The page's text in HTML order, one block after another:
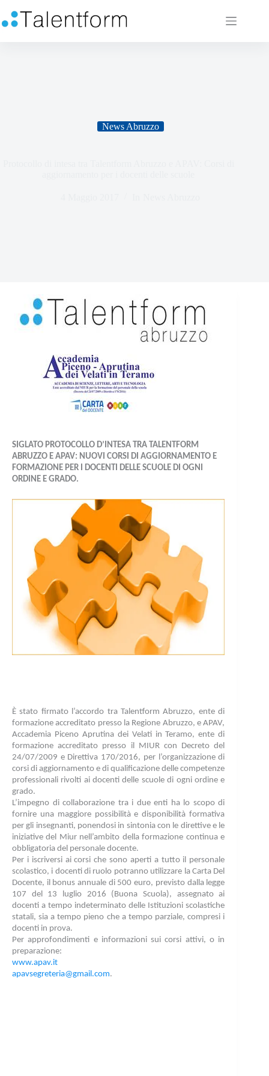
News Abruzzo
SIGLATO PROTOCOLLO D’INTESA TRA TALENTFORM
ABRUZZO E APAV: NUOVI CORSI DI AGGIORNAMENTO E
FORMAZIONE PER I DOCENTI DELLE SCUOLE DI OGNI
ORDINE E GRADO.
È stato firmato l’accordo tra Talentform Abruzzo, ente di
formazione accreditato presso la Regione Abruzzo, e APAV,
Accademia Piceno Aprutina dei Velati in Teramo, ente di
formazione accreditato presso il MIUR con Decreto del
24/07/2009 e Direttiva 170/2016, per l’organizzazione di
corsi di aggiornamento e di qualificazione delle competenze
professionali rivolti ai docenti delle scuole di ogni ordine e
grado.
L’impegno di collaborazione tra i due enti ha lo scopo di
fornire una maggiore possibilità e disponibilità formativa
per gli insegnanti, ponendosi in sintonia con le direttive e le
iniziative del Miur nell’ambito della formazione continua e
obbligatoria del personale docente.
Per i iscriversi ai corsi che sono aperti a tutto il personale
scolastico, i docenti di ruolo potranno utilizzare la Carta Del
Docente, il bonus annuale di 500 euro, previsto dalla legge
107 del 13 luglio 2016 (Buona Scuola), assegnato ai
docenti a tempo indeterminato delle Istituzioni scolastiche
statali, sia a tempo pieno che a tempo parziale, compresi i
docenti in prova.
Per approfondimenti e informazioni sui corsi attivi, o in
preparazione:
www.apav.it
apavsegreteria@gmail.com.